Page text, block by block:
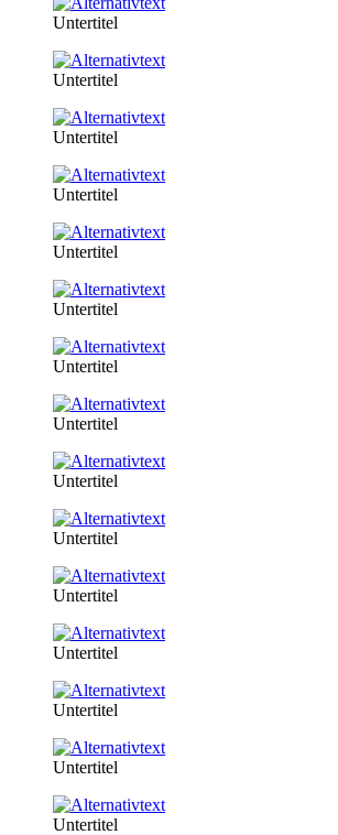
Untertitel
Untertitel
Untertitel
Untertitel
Untertitel
Untertitel
Untertitel
Untertitel
Untertitel
Untertitel
Untertitel
Untertitel
Untertitel
Untertitel
Untertitel